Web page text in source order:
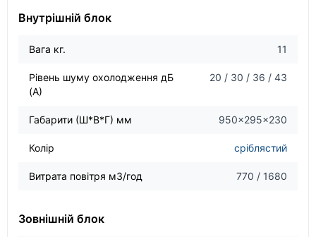
Внутрішній блок
Вага кг. 11
Рівень шуму охолодження дБ
(А)
20 / 30 / 36 / 43
Габарити (Ш*В*Г) мм 950×295×230
Колір сріблястий
Витрата повітря м3/год 770 / 1680
Зовнішній блок